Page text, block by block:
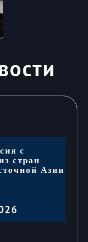
с
стран
Азии